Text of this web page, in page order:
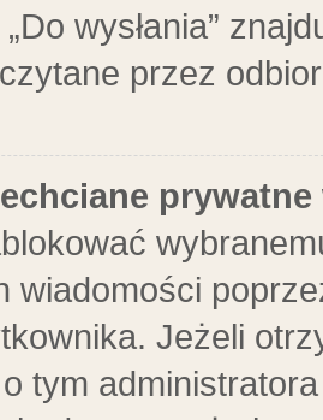
wysłania”
przez
wiadomości
Jeżeli
tym